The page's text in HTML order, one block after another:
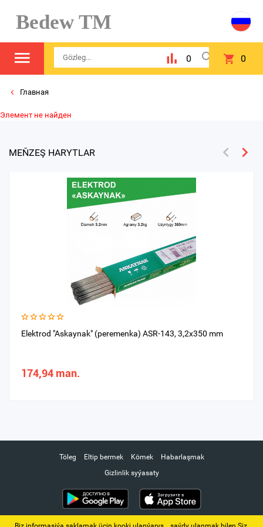
Bedew TM
0 0
Главная
Элемент не найден
MEŇZEŞ HARYTLAR
Elektrod "Askaynak" (peremenka) ASR-143, 3,2x350 mm
174,94 man.
Töleg Eltip bermek Kömek
Habarlaşmak
Gizlinlik syýasaty